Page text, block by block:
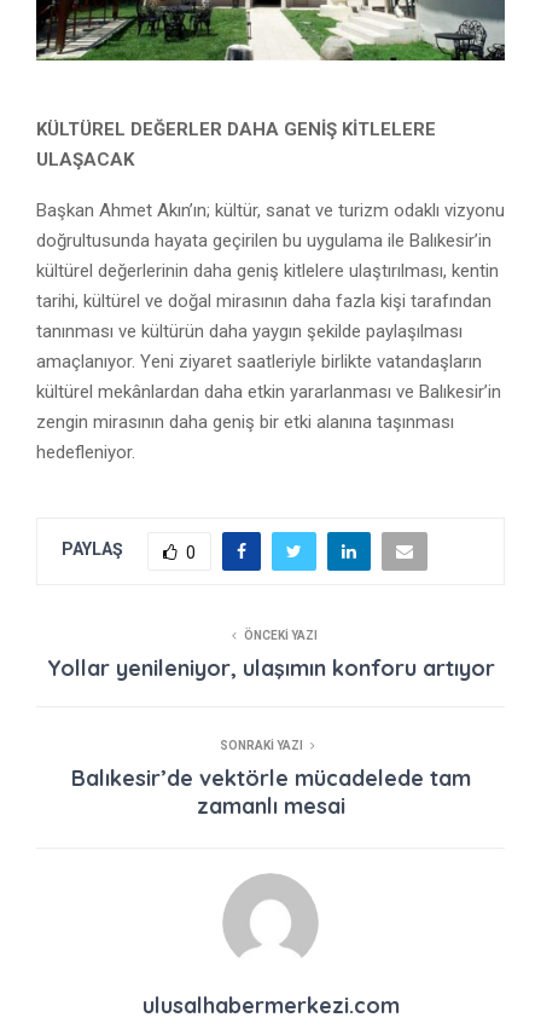
KÜLTÜREL DEĞERLER DAHA GENİŞ KİTLELERE
ULAŞACAK
Başkan Ahmet Akın’ın; kültür, sanat ve turizm odaklı vizyonu
doğrultusunda hayata geçirilen bu uygulama ile Balıkesir’in
kültürel değerlerinin daha geniş kitlelere ulaştırılması, kentin
tarihi, kültürel ve doğal mirasının daha fazla kişi tarafından
tanınması ve kültürün daha yaygın şekilde paylaşılması
amaçlanıyor. Yeni ziyaret saatleriyle birlikte vatandaşların
kültürel mekânlardan daha etkin yararlanması ve Balıkesir’in
zengin mirasının daha geniş bir etki alanına taşınması
hedefleniyor.
PAYLAŞ 0
ÖNCEKI YAZI
Yollar yenileniyor, ulaşımın konforu artıyor
SONRAKI YAZI
Balıkesir’de vektörle mücadelede tam
zamanlı mesai
ulusalhabermerkezi.com